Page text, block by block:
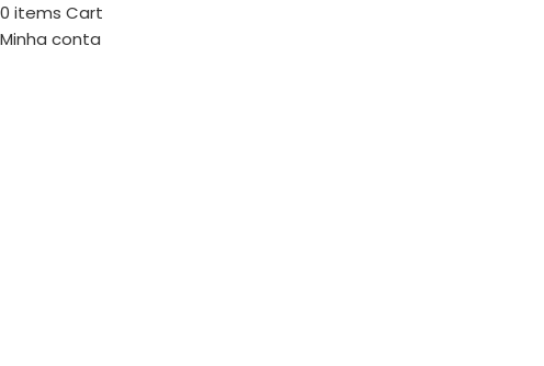
0 items Cart
Minha conta